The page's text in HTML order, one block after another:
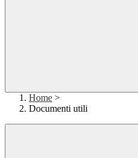
Home >
Documenti utili